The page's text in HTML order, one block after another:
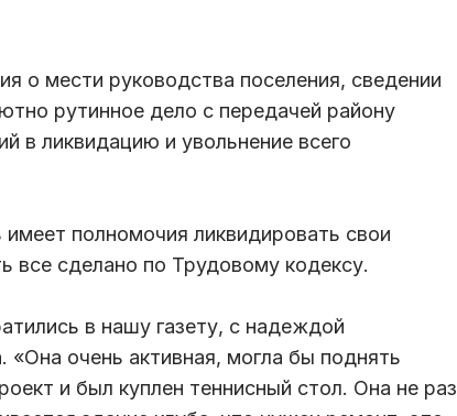
о мести руководства поселения, сведении
рутинное дело с передачей району
в ликвидацию и увольнение всего
полномочия ликвидировать свои
все сделано по Трудовому кодексу.
в нашу газету, с надеждой
«Она очень активная, могла бы поднять
и был куплен теннисный стол. Она не раз